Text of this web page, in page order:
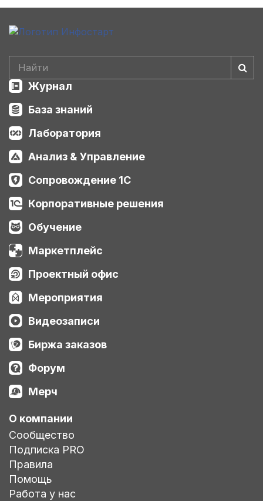
Журнал
База знаний
Лаборатория
Анализ & Управление
Сопровождение 1С
Корпоративные решения
Обучение
Маркетплейс
Проектный офис
Мероприятия
Видеозаписи
Биржа заказов
Форум
Мерч
О компании
Сообщество
Подписка PRO
Правила
Помощь
Работа у нас